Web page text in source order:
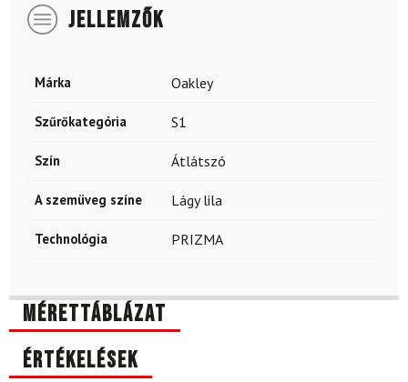
JELLEMZŐK
Márka Oakley
Szűrőkategória S1
Szín Átlátszó
A szemüveg színe Lágy lila
Technológia PRIZMA
Mérettáblázat
Értékelések